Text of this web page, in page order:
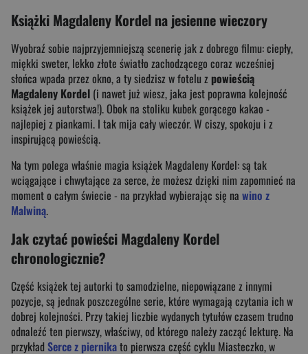
Książki Magdaleny Kordel na jesienne wieczory
Wyobraź sobie najprzyjemniejszą scenerię jak z dobrego filmu: ciepły,
miękki sweter, lekko złote światło zachodzącego coraz wcześniej
słońca wpada przez okno, a ty siedzisz w fotelu z powieścią
Magdaleny Kordel (i nawet już wiesz, jaka jest poprawna kolejność
książek jej autorstwa!). Obok na stoliku kubek gorącego kakao -
najlepiej z piankami. I tak mija cały wieczór. W ciszy, spokoju i z
inspirującą powieścią.
Na tym polega właśnie magia książek Magdaleny Kordel: są tak
wciągające i chwytające za serce, że możesz dzięki nim zapomnieć na
moment o całym świecie - na przykład wybierając się na wino z
Malwiną.
Jak czytać powieści Magdaleny Kordel
chronologicznie?
Część książek tej autorki to samodzielne, niepowiązane z innymi
pozycje, są jednak poszczególne serie, które wymagają czytania ich w
dobrej kolejności. Przy takiej liczbie wydanych tytułów czasem trudno
odnaleźć ten pierwszy, właściwy, od którego należy zacząć lekturę. Na
przykładSerce z piernikato pierwsza część cyklu Miasteczko, w